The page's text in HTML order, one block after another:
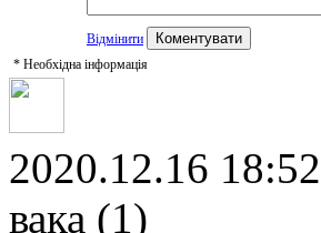
Відмінити
* Необхідна інформація
2020.12.16
вака (1)